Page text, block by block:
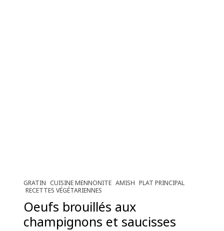
GRATIN CUISINE MENNONITE AMISH PLAT PRINCIPAL
RECETTES VÉGÉTARIENNES
Oeufs brouillés aux
champignons et saucisses